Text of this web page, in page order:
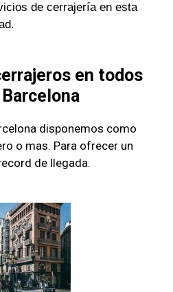
de cerrajería en esta
en todos
disponemos como
o mas. Para ofrecer un
de llegada.